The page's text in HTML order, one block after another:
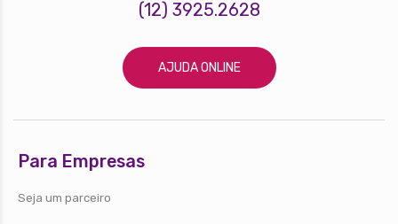
(12) 3925.2628
AJUDA ONLINE
Para Empresas
Seja um parceiro